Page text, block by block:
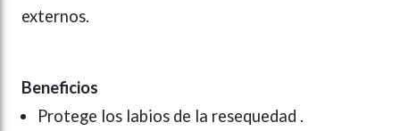
externos.
Beneficios
Protege los labios de la resequedad .